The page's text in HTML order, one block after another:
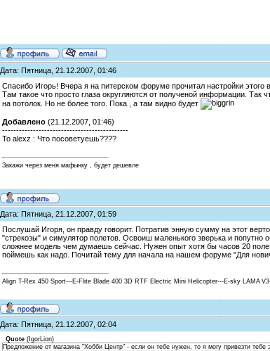
Дата: Пятница, 21.12.2007, 01:46
Спасибо Игорь! Вчера я на питерском форуме прочитал настройки
Там такое что просто глаза округляются от полученой информации. Так
на потолок. Но не более того. Пока , а там видно будет
Добавлено (21.12.2007, 01:46)
---------------------------------------------
То alexz : Что посоветуешь????
Закажи через меня мафынку , будет дешевле
Дата: Пятница, 21.12.2007, 01:59
Послушай Игоря, он правду говорит. Потратив энную сумму на этот
"стрекозы" и симулятор полетов. Освоиш маленького зверька и
сложнее модель чем думаешь сейчас. Нужен опыт хотя бы часов 20
поймешь как надо. Почитай тему для начала на нашем форуме "Для
Align T-Rex 450 Sport---E-Flite Blade 400 3D RTF Electric Mini Helicopter---E-sky LAMA
Дата: Пятница, 21.12.2007, 02:04
Quote ( IgorLion)
Предложение от магазина "Хобби Центр" - если он тебе нужен, то я могу привезти